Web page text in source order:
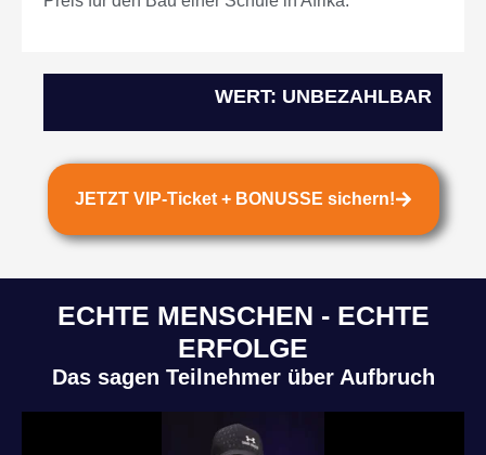
WERT: UNBEZAHLBAR
JETZT VIP-Ticket + BONUSSE sichern!
ECHTE MENSCHEN - ECHTE
ERFOLGE
Das sagen Teilnehmer über Aufbruch